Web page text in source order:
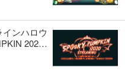
ンハロウ
2020
！